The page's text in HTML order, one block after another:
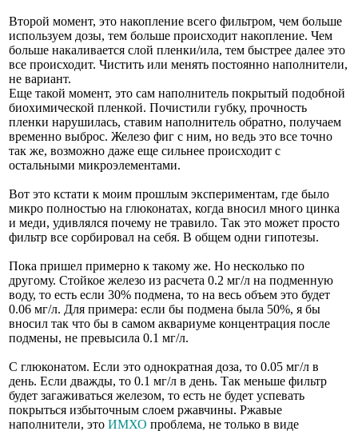
Второй момент, это накопление всего фильтром, чем больше
используем дозы, тем больше происходит накопление. Чем
больше накаливается слой пленки/ила, тем быстрее далее это
все происходит. Чистить или менять постоянно наполнители,
не вариант.
Еще такой момент, это сам наполнитель покрытый подобной
биохимической пленкой. Почистили губку, прочность
пленки нарушилась, ставим наполнитель обратно, получаем
временно выброс. Железо фиг с ним, но ведь это все точно
так же, возможно даже еще сильнее происходит с
остальными микроэлементами.
Вот это кстати к моим прошлым экспериментам, где было
микро полностью на глюконатах, когда вносил много цинка
и меди, удивлялся почему не травило. Так это может просто
фильтр все сорбировал на себя. В общем одни гипотезы.
Пока пришел примерно к такому же. Но несколько по
другому. Стойкое железо из расчета 0.2 мг/л на подменную
воду, то есть если 30% подмена, то на весь объем это будет
0.06 мг/л. Для примера: если бы подмена была 50%, я бы
вносил так что бы в самом аквариуме концентрация после
подмены, не превысила 0.1 мг/л.
С глюконатом. Если это однократная доза, то 0.05 мг/л в
день. Если дважды, то 0.1 мг/л в день. Так меньше фильтр
будет загаживаться железом, то есть не будет успевать
покрыться избыточным слоем ржавчины. Ржавые
наполнители, это ИМХО проблема, не только в виде